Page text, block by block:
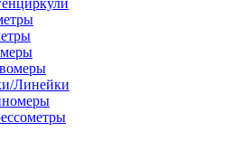
Линейки